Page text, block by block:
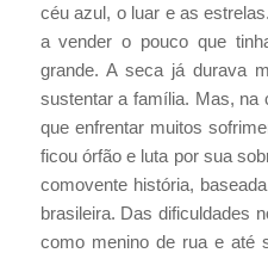
céu azul, o luar e as
a vender o pouco que
grande. A seca já durava
sustentar a família. Mas, na
que enfrentar muitos
ficou órfão e luta por sua
comovente história,
brasileira. Das dificuldades
como menino de rua e até